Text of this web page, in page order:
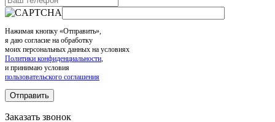
Нажимая кнопку «Отправить»,
я даю согласие на обработку
моих персональных данных на условиях
Политики конфиденциальности,
и принимаю условия
пользовательского соглашения
Заказать звонок